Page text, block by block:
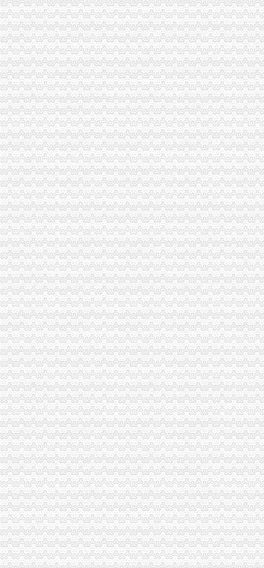
彭水局与山东聊城市重庆分公司注销工商局建立结对扶贫协作工作机制
渝北局重庆营业执照注销创新三大执法机制积查处大案要案
高新区局重庆税务注销高质量完成第二批微型企业发展试点任务
合川区第二批108名微型企业创业人员通过评审
国务院稳定物价保障群众基本生活督查组到渝北区督查
渝中局重庆营业执照注销全面完成全年食品抽样检验和快速检测工作
南岸局重庆代办公司改革创新监管方式促进监管职能履行到位
云诞生家村镇银行
万州局被评为“2010年全国清理整顿人力资源市场秩序专项行动突出成绩单位”
双桥局重庆代办公司成功举办青年人才论坛
万州局实施重要会议前“唱红歌”重庆代办公司制度
垫江局重庆公司注销积落实返乡农民工就业成效明显
巫溪局“一学二借三创新”重庆营业执照注销扎实开展“一讲二评三公示”
彭水县陈航县长对微型企业发展提出四点要求
涪陵局注重做好“三个结合”重庆代办公司大力开展工商文化建设
波局重庆营业执照注销长听取微企工作专题汇报并提出八点工作要求
宣教处支部在“创先争优”重庆公司注销活动中掀起全员节能热潮
沙坪坝局严格执行“五项措施”重庆公司注销努力实现低碳办公
巫溪局重庆分公司注销三举措提高信息处理能力
潼南局采取“五项措施”重庆公司注销化农村食品市场监管
云局“三比三看”重庆公司注销开展创优争先活动
市局化广告“三”重庆分公司注销审查提升城市品味形象
巫溪县县长张明生对巫溪局重庆分公司注销专报信息作出批示
渝北局重庆分公司注销三条措施启动微型企业发展试点工作
璧山县将投入10亿元发展1500户微型企业
渝中局把好“四关”重庆税务注销确保月饼市场安全
市重庆代办公司局副局长郭翔对市局机关政务信息工作提出四点要求
市局积推动市委市修改完善对区县委的重庆营业执照注销考核指标体系新指标
开县局突出“全细实”重庆税务注销做好微型企业发展扶持工作
奉节局重庆代办公司永安东城所四措施战高温防火灾
九龙坡局“三个注重”重庆公司注销推进“一讲二评三公示”活动见成效
忠县局实施“四大工程”重庆税务注销促执法办案工作上台阶
万州局“四制四重三服务”重庆公司注销化“家电下乡”市场监管成效显著
巫山局重庆公司注销突出七字开创非公经济建新局面
双桥副区长邹迟对工商人才工作提出四点要求
南川局重庆公司注销搭建六大微型企业创业平台助推微企发展
2010年重庆市重庆分公司注销流通领域电冰箱质量监测况
南川区个农副产品涉外商标注册成功
2010年重庆市重庆税务注销流通领域潜水电泵质量监测况
合川局“四个结合”重庆分公司注销深入开展创先争优活动
忠县局乌杨所以“四个到位”重庆分公司注销服务再就业工程见成效
南川局深入开展“三亮”重庆公司注销示范活动
江北区区长何贵对江北局重庆营业执照注销信息专报作出批示
酉局以“十个三”重庆代办公司为载体扎实开展创先争优活动
梁平局重庆分公司注销制定微型企业创业者承诺书
奉节局吐祥所四措并举促进“一讲二评三公示”重庆税务注销落实